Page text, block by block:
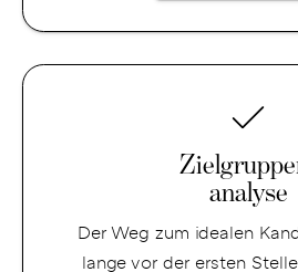
analyse
Der Weg zum idealen
lange vor der ersten